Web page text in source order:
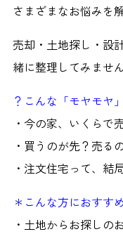
さまざまなお悩みを
売却・土地探し・設
緒に整理してみませ
？こんな「モヤモヤ
・今の家、いくらで
・買うのが先？売る
・注文住宅って、結
＊こんな方におすす
・土地からお探しの